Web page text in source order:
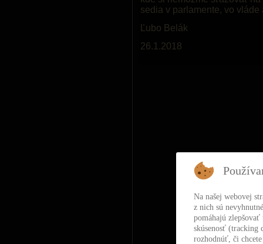
sedia v parlamente, vo
Ľubo Belák
26.1.2018
Na našej webovej
z nich sú
pomáhajú
skúsenosť (tracking
rozhodnúť, či